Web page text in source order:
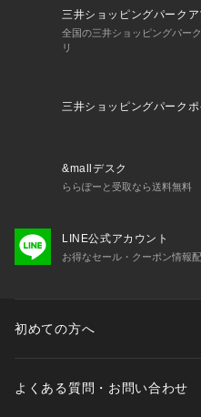
三井ショッピングパークア
全国の三井ショッピングパー
リ
三井ショッピングパークポ
&mallデスク
ららぽーと受取なら送料無料
LINE公式アカウント
お得なセール・クーポン情報
初めての方へ
よくある質問・お問い合わせ